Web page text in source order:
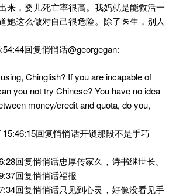
来，婴儿死亡率很高。我妈就是能救活一
她这么做对自己很危险。除了医生，别人
回复悄悄话@georgegan:
Chinglish? If you are incapable of
you not try Chinese? You have no idea
money/credit and quota, do you,
回复悄悄话开锁那段不是手巧
回复悄悄话忠厚传家久，诗书继世长。
回复悄悄话福报
回复悄悄话只见到心灵，好像没看见手